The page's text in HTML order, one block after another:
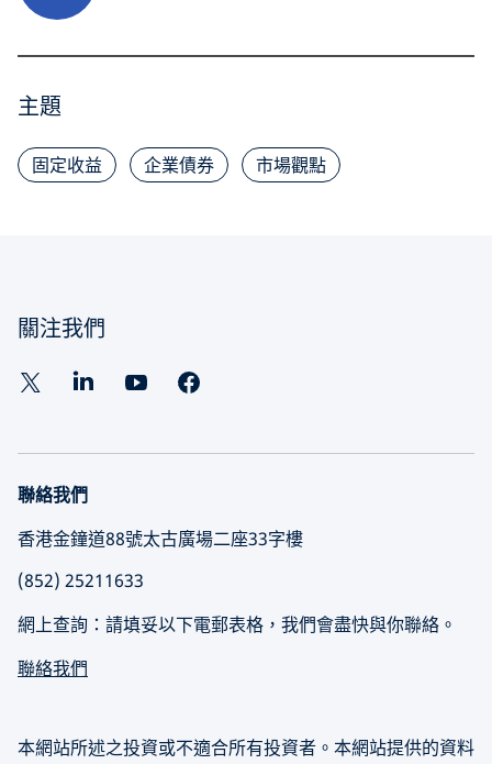
主題
固定收益 企業債券 市場觀點
關注我們
聯絡我們
香港金鐘道88號太古廣場二座33字樓
(852) 25211633
網上查詢：請填妥以下電郵表格，我們會盡快與你聯絡。
聯絡我們
本網站所述之投資或不適合所有投資者。本網站提供的資料